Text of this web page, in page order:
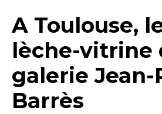
A Toulouse,
lèche-vitrine
galerie Jean-
Barrès